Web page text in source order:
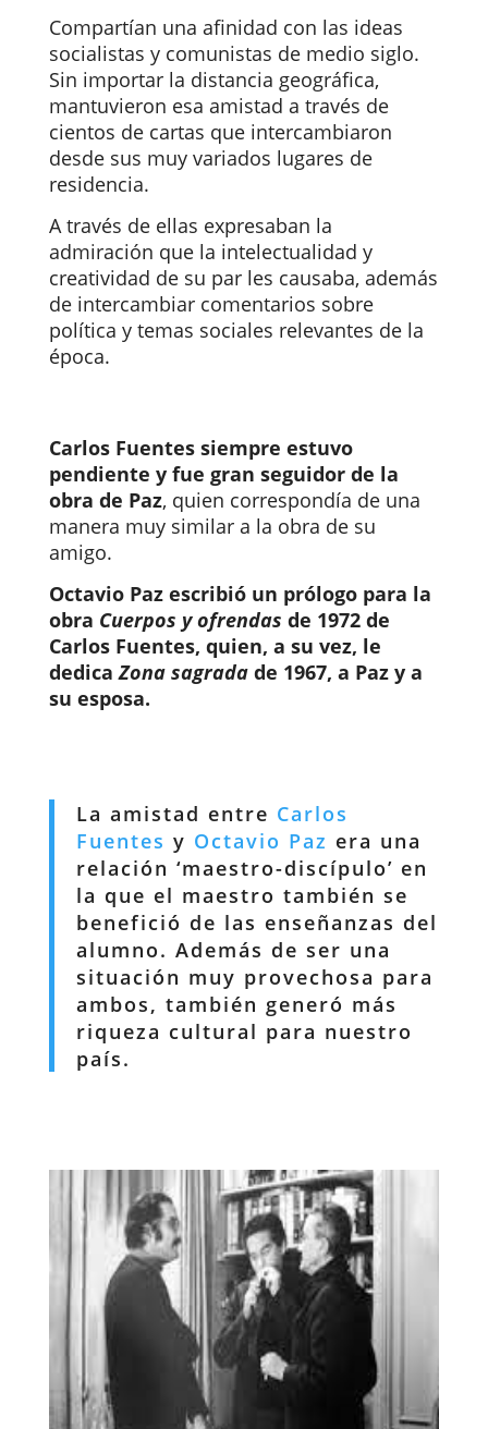
Compartían una afinidad con las ideas
socialistas y comunistas de medio siglo.
Sin importar la distancia geográfica,
mantuvieron esa amistad a través de
cientos de cartas que intercambiaron
desde sus muy variados lugares de
residencia.
A través de ellas expresaban la
admiración que la intelectualidad y
creatividad de su par les causaba, además
de intercambiar comentarios sobre
política y temas sociales relevantes de la
época.
Carlos Fuentes siempre estuvo
pendiente y fue gran seguidor de la
obra de Paz, quien correspondía de una
manera muy similar a la obra de su
amigo.
Octavio Paz escribió un prólogo para la
obra Cuerpos y ofrendas de 1972 de
Carlos Fuentes, quien, a su vez, le
dedicaZona sagrada de 1967, a Paz y a
su esposa.
La amistad entre Carlos
Fuentes y Octavio Paz era una
relación ‘maestro-discípulo’ en
la que el maestro también se
benefició de las enseñanzas del
alumno. Además de ser una
situación muy provechosa para
ambos, también generó más
riqueza cultural para nuestro
país.